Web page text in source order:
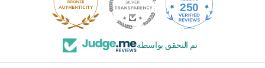
250
تم التحقق بواسطة